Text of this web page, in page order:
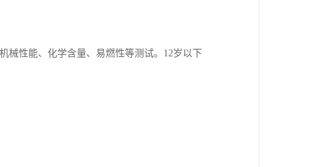
械性能、化学含量、易燃性等测试。12岁以下